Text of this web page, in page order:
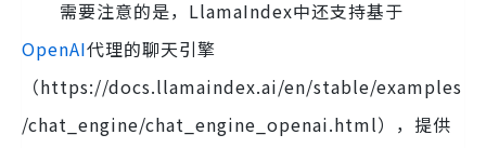
需要注意的是，LlamaIndex中还支持基于
OpenAI代理的聊天引擎
（https://docs.llamaindex.ai/en/stable/examples
/chat_engine/chat_engine_openai.html），提供